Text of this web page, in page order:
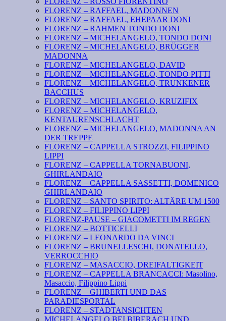
FLORENZ – RAFFAEL, MADONNEN
FLORENZ – RAFFAEL, EHEPAAR DONI
FLORENZ – RAHMEN TONDO DONI
FLORENZ – MICHELANGELO, TONDO DONI
FLORENZ – MICHELANGELO, BRÜGGER
MADONNA
FLORENZ – MICHELANGELO, DAVID
FLORENZ – MICHELANGELO, TONDO PITTI
FLORENZ – MICHELANGELO, TRUNKENER
BACCHUS
FLORENZ – MICHELANGELO, KRUZIFIX
FLORENZ – MICHELANGELO,
KENTAURENSCHLACHT
FLORENZ – MICHELANGELO, MADONNA AN
DER TREPPE
FLORENZ – CAPPELLA STROZZI, FILIPPINO
LIPPI
FLORENZ – CAPPELLA TORNABUONI,
GHIRLANDAIO
FLORENZ – CAPPELLA SASSETTI, DOMENICO
GHIRLANDAIO
FLORENZ – SANTO SPIRITO: ALTÄRE UM 1500
FLORENZ – FILIPPINO LIPPI
FLORENZ-PAUSE – GIACOMETTI IM REGEN
FLORENZ – BOTTICELLI
FLORENZ – LEONARDO DA VINCI
FLORENZ – BRUNELLESCHI, DONATELLO,
VERROCCHIO
FLORENZ – MASACCIO, DREIFALTIGKEIT
FLORENZ – CAPPELLA BRANCACCI: Masolino,
Masaccio, Filippino Lippi
FLORENZ – GHIBERTI UND DAS
PARADIESPORTAL
FLORENZ – STADTANSICHTEN
MICHELANGELO BEI BIBERACH UND